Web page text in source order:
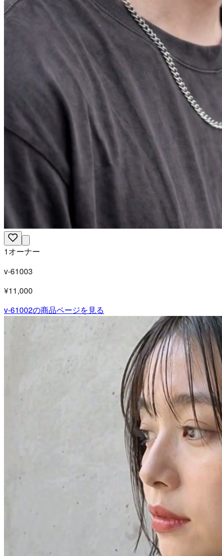
1オーナー
v-61003
¥11,000
v-61002の商品ページを見る